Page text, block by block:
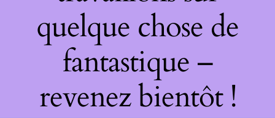
quelque chose de
fantastique –
revenez bientôt !